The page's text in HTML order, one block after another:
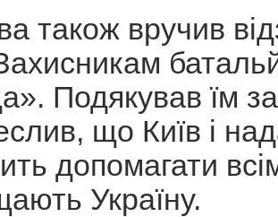
також вручив
Подякував їм
що Київ і
допомагати
Україну.